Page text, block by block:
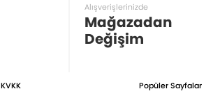
Alışverişlerinizde
Mağazadan
Değişim
KVKK Popüler Sayfalar